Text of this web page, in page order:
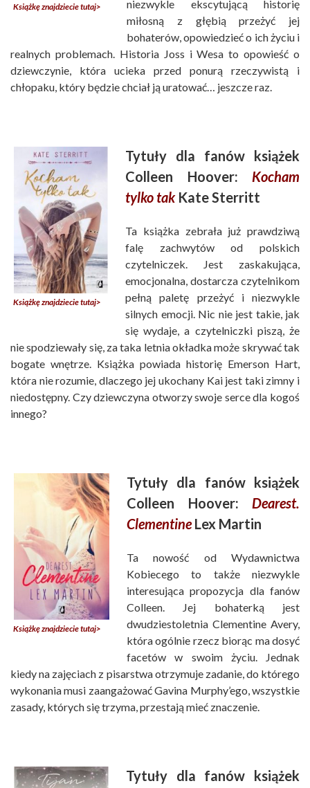
Książkę znajdziecie tutaj>
niezwykle ekscytującą historię
miłosną z głębią przeżyć jej
bohaterów, opowiedzieć o ich życiu i
realnych problemach. Historia Joss i Wesa to opowieść o
dziewczynie, która ucieka przed ponurą rzeczywistą i
chłopaku, który będzie chciał ją uratować… jeszcze raz.
Książkę znajdziecie tutaj>
Tytuły dla fanów książek
Colleen Hoover: Kocham
tylko takKate Sterritt
Ta książka zebrała już prawdziwą
falę zachwytów od polskich
czytelniczek. Jest zaskakująca,
emocjonalna, dostarcza czytelnikom
pełną paletę przeżyć i niezwykle
silnych emocji. Nic nie jest takie, jak
się wydaje, a czytelniczki piszą, że
nie spodziewały się, za taka letnia okładka może skrywać tak
bogate wnętrze. Książka powiada historię Emerson Hart,
która nie rozumie, dlaczego jej ukochany Kai jest taki zimny i
niedostępny. Czy dziewczyna otworzy swoje serce dla kogoś
innego?
Książkę znajdziecie tutaj>
Tytuły dla fanów książek
Colleen Hoover: Dearest.
ClementineLex Martin
Ta nowość od Wydawnictwa
Kobiecego to także niezwykle
interesująca propozycja dla fanów
Colleen. Jej bohaterką jest
dwudziestoletnia Clementine Avery,
która ogólnie rzecz biorąc ma dosyć
facetów w swoim życiu. Jednak
kiedy na zajęciach z pisarstwa otrzymuje zadanie, do którego
wykonania musi zaangażować Gavina Murphy’ego, wszystkie
zasady, których się trzyma, przestają mieć znaczenie.
Tytuły dla fanów książek